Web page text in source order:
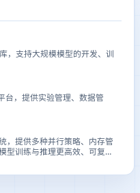
，支持大规模模型的开发、训
台，提供实验管理、数据管
，提供多种并行策略、内存管
型训练与推理更高效、可复